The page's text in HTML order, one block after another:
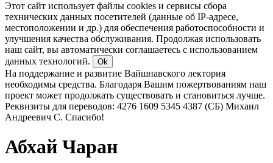
Этот сайт использует файлы cookies и сервисы сбора
технических данных посетителей (данные об IP-адресе,
местоположении и др.) для обеспечения работоспособности и
улучшения качества обслуживания. Продолжая использовать
наш сайт, вы автоматически соглашаетесь с использованием
данных технологий.
Ok
На поддержание и развитие Вайшнавского лектория
необходимы средства. Благодаря Вашим пожертвованиям наш
проект может продолжать существовать и становиться лучше.
Реквизиты для переводов: 4276 1609 5345 4387 (СБ) Михаил
Андреевич С. Спасибо!
Абхай Чаран